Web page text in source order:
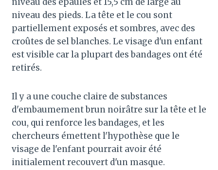
niveau des pieds. La tête et le cou sont
partiellement exposés et sombres, avec des
croûtes de sel blanches. Le visage d'un enfant
est visible car la plupart des bandages ont été
retirés.
Il y a une couche claire de substances
d'embaumement brun noirâtre sur la tête et le
cou, qui renforce les bandages, et les
chercheurs émettent l'hypothèse que le
visage de l'enfant pourrait avoir été
initialement recouvert d'un masque.